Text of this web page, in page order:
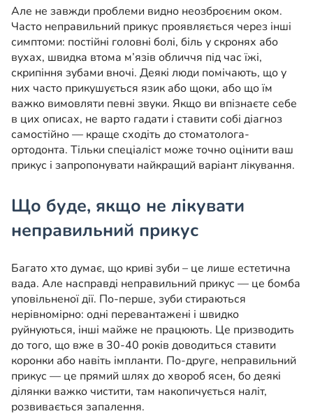
Але не завжди проблеми видно неозброєним оком.
Часто неправильний прикус проявляється через інші
симптоми: постійні головні болі, біль у скронях або
вухах, швидка втома м’язів обличчя під час їжі,
скрипіння зубами вночі. Деякі люди помічають, що у
них часто прикушується язик або щоки, або що їм
важко вимовляти певні звуки. Якщо ви впізнаєте себе
в цих описах, не варто гадати і ставити собі діагноз
самостійно — краще сходіть до стоматолога-
ортодонта. Тільки спеціаліст може точно оцінити ваш
прикус і запропонувати найкращий варіант лікування.
Що буде, якщо не лікувати
неправильний прикус
Багато хто думає, що криві зуби – це лише естетична
вада. Але насправді неправильний прикус — це бомба
уповільненої дії. По-перше, зуби стираються
нерівномірно: одні перевантажені і швидко
руйнуються, інші майже не працюють. Це призводить
до того, що вже в 30-40 років доводиться ставити
коронки або навіть імпланти. По-друге, неправильний
прикус — це прямий шлях до хвороб ясен, бо деякі
ділянки важко чистити, там накопичується наліт,
розвивається запалення.